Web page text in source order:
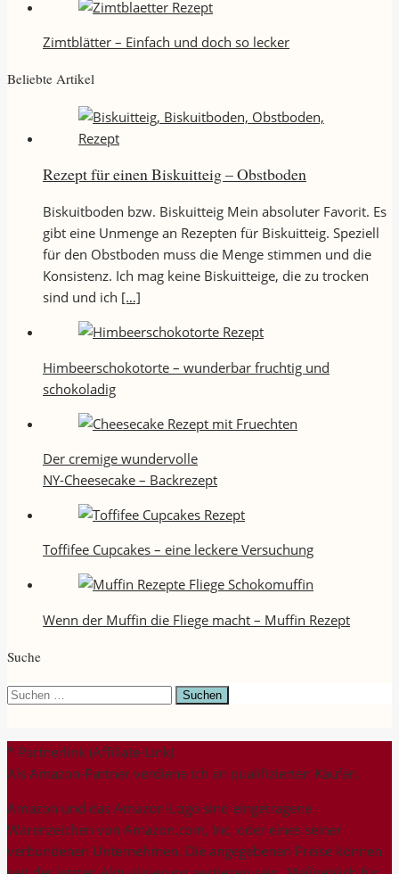
Zimtblätter – Einfach und doch so lecker
Beliebte Artikel
Rezept für einen Biskuitteig – Obstboden
Biskuitboden bzw. Biskuitteig Mein absoluter Favorit. Es
gibt eine Unmenge an Rezepten für Biskuitteig. Speziell
für den Obstboden muss die Menge stimmen und die
Konsistenz. Ich mag keine Biskuitteige, die zu trocken
sind und ich […]
Himbeerschokotorte – wunderbar fruchtig und
schokoladig
Der cremige wundervolle
NY-Cheesecake – Backrezept
Toffifee Cupcakes – eine leckere Versuchung
Wenn der Muffin die Fliege macht – Muffin Rezept
Suche
Suchen
* Partnerlink (Affiliate-Link)
Als Amazon-Partner verdiene ich an qualifizierten Käufen.
Amazon und das Amazon-Logo sind eingetragene
Warenzeichen von Amazon.com, Inc. oder eines seiner
verbundenen Unternehmen. Die angegebenen Preise können